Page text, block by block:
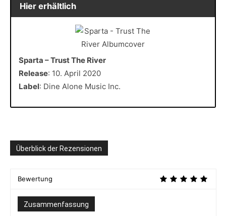
Hier erhältlich
Sparta – Trust The River
Release: 10. April 2020
Label: Dine Alone Music Inc.
Überblick der Rezensionen
Bewertung
Zusammenfassung